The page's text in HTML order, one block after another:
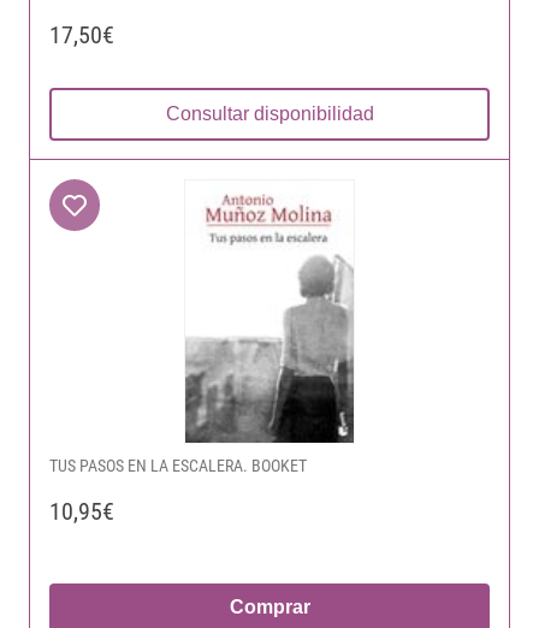
17,50€
Consultar disponibilidad
TUS PASOS EN LA ESCALERA. BOOKET
10,95€
Comprar